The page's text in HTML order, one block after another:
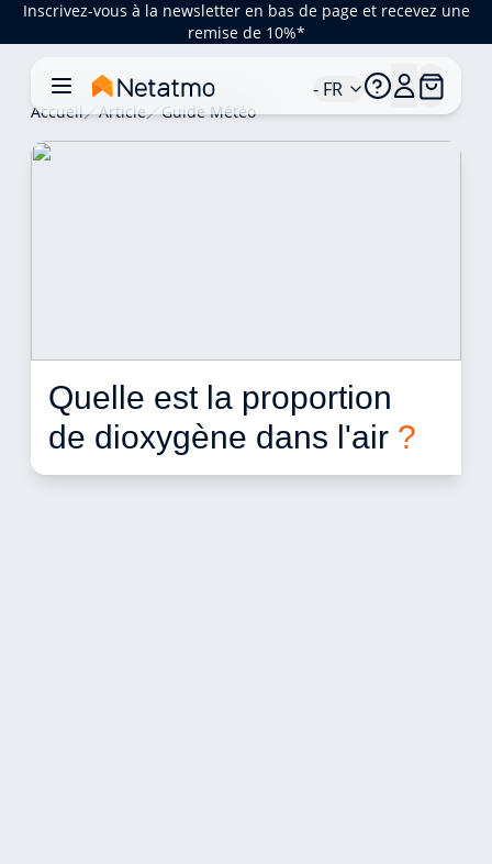
Inscrivez-vous à la newsletter en bas de page et recevez une
remise de 10%*
- FR
Accueil Article Guide Météo
Quelle est la proportion
de dioxygène dans l'air ?